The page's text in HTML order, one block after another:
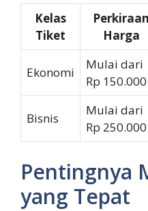
Kelas
Tiket
Perkiraan
Harga
Ekonomi
Mulai dari
Rp 150.000
Bisnis
Mulai dari
Rp 250.000
Pentingnya
yang Tepat